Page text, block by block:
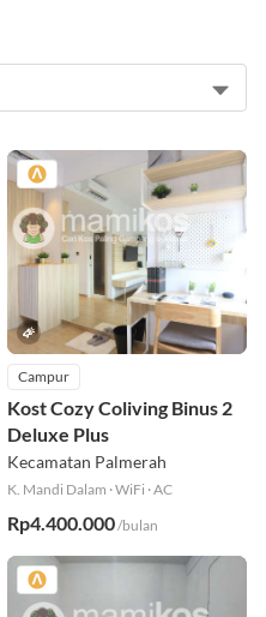
Campur
Kost Cozy Coliving Binus 2
Deluxe Plus
Kecamatan Palmerah
K. Mandi Dalam ·WiFi ·AC
Rp4.400.000/bulan